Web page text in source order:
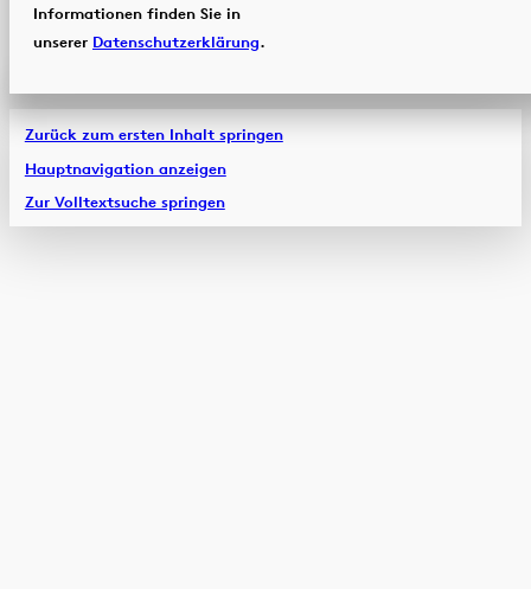
Informationen finden Sie in
unserer Datenschutzerklärung.
Zurück zum ersten Inhalt springen
Hauptnavigation anzeigen
Zur Volltextsuche springen